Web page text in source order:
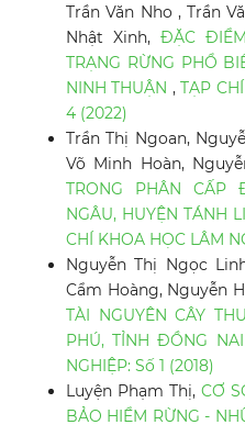
Trần Văn Nho , Trần
Nhật Xinh, ĐẶC
TRẠNG RỪNG PHỔ
NINH THUẬN ,TẠP
4 (2022)
Trần Thị Ngoan,
Võ Minh Hoàn,
TRONG PHÂN CẤP
NGÂU, HUYỆN TÁNH
CHÍ KHOA HỌC LÂM
Nguyễn Thị Ngọc
Cẩm Hoàng, Nguyễn
TÀI NGUYÊN CÂY
PHÚ, TỈNH ĐỒNG NAI
NGHIỆP: Số 1 (2018)
Luyện Phạm Thị,CƠ
BẢO HIỂM RỪNG -